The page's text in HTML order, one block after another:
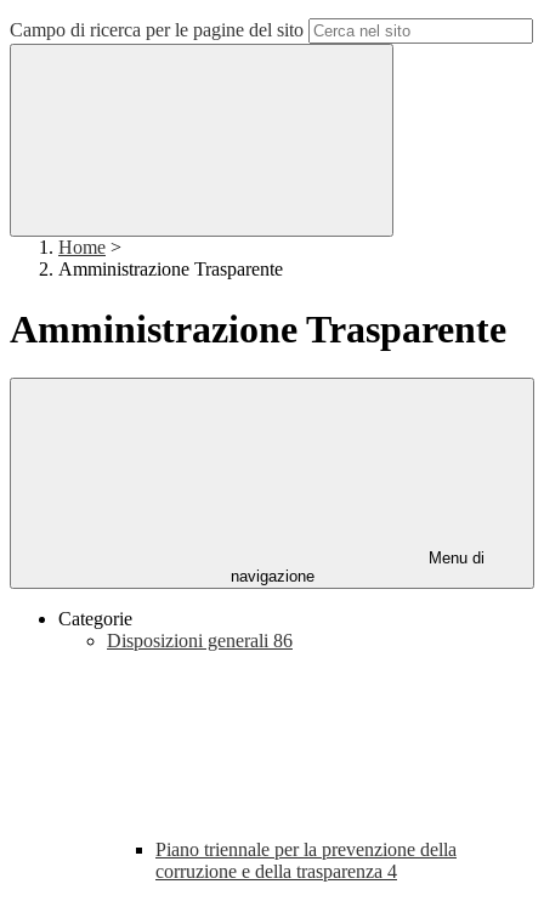
Campo di ricerca per le pagine del sito
Home >
Amministrazione Trasparente
Amministrazione Trasparente
Menu di
navigazione
Categorie
Disposizioni generali 86
Piano triennale per la prevenzione della
corruzione e della trasparenza 4